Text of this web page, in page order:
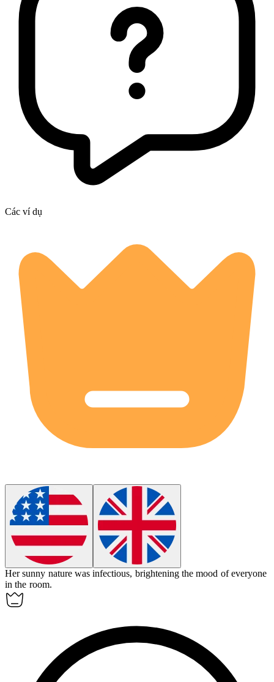
Các ví dụ
Hersunny nature was infectious, brightening the mood of everyone
in the room.